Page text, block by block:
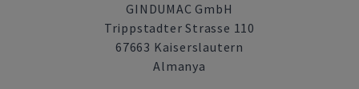
GINDUMAC GmbH
Trippstadter Strasse 110
67663 Kaiserslautern
Almanya